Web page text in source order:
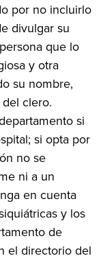
por no incluirlo
divulgar su
que lo
y otra
su nombre,
clero.
si
si opta por
no se
ni a un
en cuenta
y los
de
el directorio del